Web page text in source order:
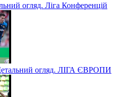
огляд. Ліга Конференцій
огляд. ЛІГА ЄВРОПИ